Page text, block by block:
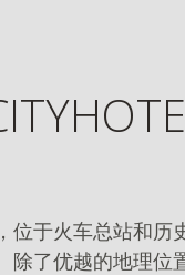
于火车总站和历
除了优越的地理位